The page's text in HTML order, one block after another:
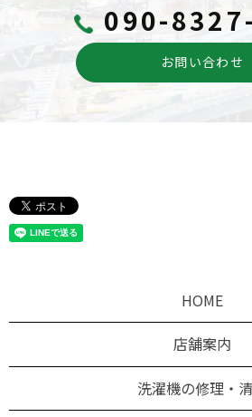
090-
お問い合わせ
HOME
店舗案内
洗濯機の修理・